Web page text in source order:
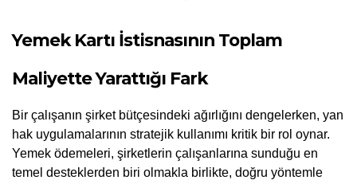
Yemek Kartı İstisnasının Toplam
Maliyette Yarattığı Fark
Bir çalışanın şirket bütçesindeki ağırlığını dengelerken, yan
hak uygulamalarının stratejik kullanımı kritik bir rol oynar.
Yemek ödemeleri, şirketlerin çalışanlarına sunduğu en
temel desteklerden biri olmakla birlikte, doğru yöntemle